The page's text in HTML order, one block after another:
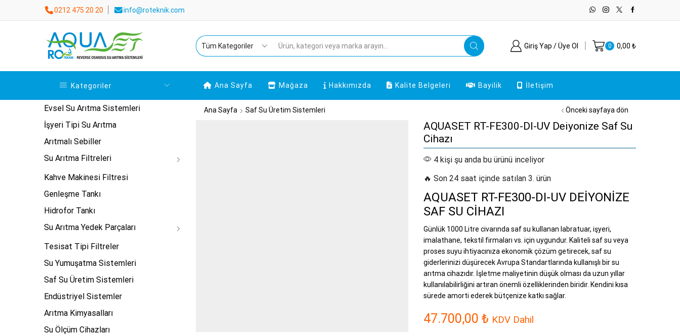
0212 475 20 20 info@roteknik.com
Search
Giriş Yap / Üye Ol 0 0,00 ₺
Kategoriler Ana Sayfa Mağaza Hakkımızda Kalite Belgeleri Bayilik İletişim
Ana Sayfa Saf Su Üretim Sistemleri Önceki sayfaya dön
AQUASET RT-FE300-DI-UV Deiyonize Saf Su
Cihazı
4 kişi şu anda bu ürünü inceliyor
🔥 Son 24 saat içinde satılan 3. ürün
AQUASET RT-FE300-DI-UV DEİYONİZE
SAF SU CİHAZI
Günlük 1000 Litre civarında saf su kullanan labratuar, işyeri,
imalathane, tekstil firmaları vs. için uygundur. Kaliteli saf su veya
proses suyu ihtiyacınıza ekonomik çözüm getirecek, saf su
giderlerinizi düşürecek Avrupa Standartlarında kullanışlı bir su
arıtma cihazıdır. İşletme maliyetinin düşük olması da uzun yıllar
kullanılabilirliğini artıran önemli özelliklerinden biridir. Kendini kısa
sürede amorti ederek bütçenize katkı sağlar.
47.700,00 ₺ KDV Dahil
Evsel Su Arıtma Sistemleri
İşyeri Tipi Su Arıtma
Arıtmalı Sebiller
Su Arıtma Filtreleri
Kahve Makinesi Filtresi
Genleşme Tankı
Hidrofor Tankı
Su Arıtma Yedek Parçaları
Tesisat Tipi Filtreler
Su Yumuşatma Sistemleri
Saf Su Üretim Sistemleri
Endüstriyel Sistemler
Arıtma Kimyasalları
Su Ölçüm Cihazları